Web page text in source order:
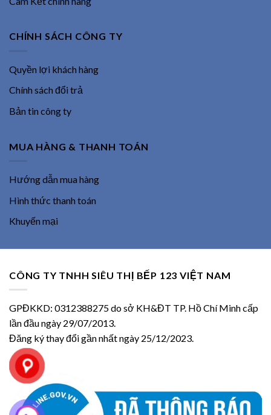
CHÍNH SÁCH CÔNG TY
Quyền lợi khách hàng
Chính sách đổi trả
Bản tin công ty
MUA HÀNG & THANH TOÁN
Hướng dẫn mua hàng
Hình thức thanh toán
Khuyến mại
CÔNG TY TNHH SIÊU THỊ BẾP 123 VIỆT NAM
GPĐKKD: 0312388275 do sở KH&ĐT TP. Hồ Chí Minh cấp
lần đầu ngày 29/07/2013.
Đăng ký thay đổi gần nhất ngày 25/12/2023.